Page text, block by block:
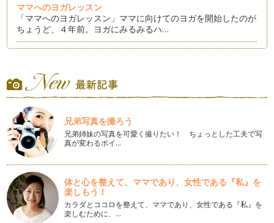
ママへのヨガレッスン
「ママへのヨガレッスン」ママに向けてのヨガを開始したのが
ちょうど、４年前。ヨガにみるみるハ…
だけのことではなくて子ども中心な毎…
職場で使えるyoga
仕事でやることが、毎日毎日いっぱいいっぱいになって 心も
体も疲れてしまうことは、ありません…
出産に『yoga』を活かす！
自分のお腹に生命が誕生したことに喜びと感動を！！！ 現
在、い…
サポーターに向けてのyoga
まずは、自分が癒されていますか？疲れていませんか？普段か
ら、満たされていますか？ …
兄弟写真を撮ろう
兄弟姉妹の写真を可愛く撮りたい！ ちょっとした工夫で写
真が変わるポイ…
体と心を整えて、ママであり、女性である『私』を
楽しもう！
カラダとココロを整えて、ママであり、女性である『私』を
楽しむために、…